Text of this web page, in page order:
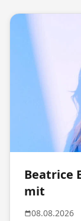
Beatrice
mit
08.08.2026